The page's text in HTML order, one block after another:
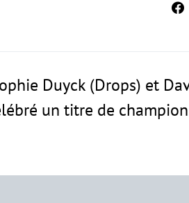
Duyck (Drops) et
un titre de